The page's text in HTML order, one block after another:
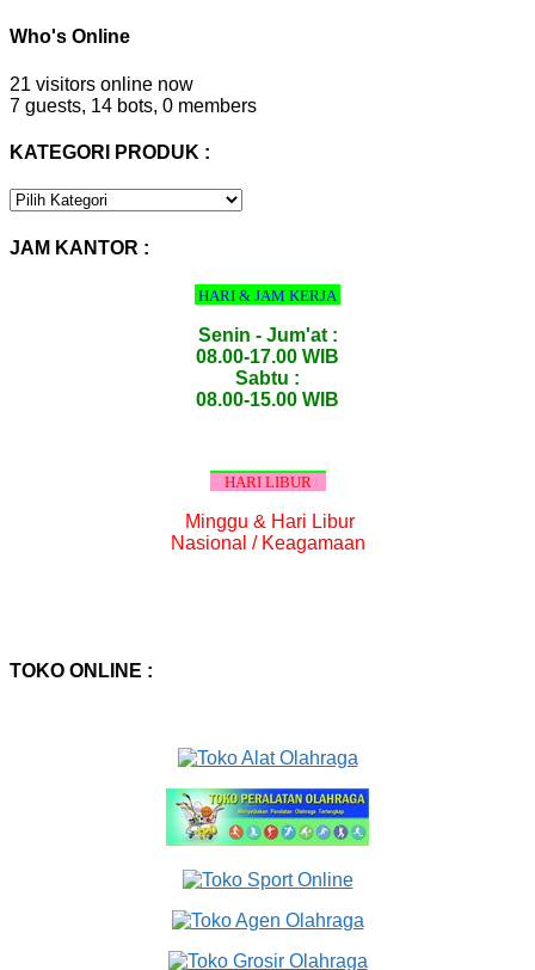
Who's Online
21 visitors online now
7 guests, 14 bots, 0 members
KATEGORI PRODUK :
KATEGORI
JAM KANTOR :
HARI & JAM KERJA
Senin - Jum'at :
08.00-17.00 WIB
Sabtu :
08.00-15.00 WIB
HARI LIBUR
Minggu & Hari Libur
Nasional / Keagamaan
TOKO ONLINE :